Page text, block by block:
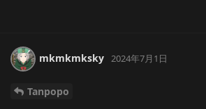
mkmkmksky 2024年7月1日
Tanpopo